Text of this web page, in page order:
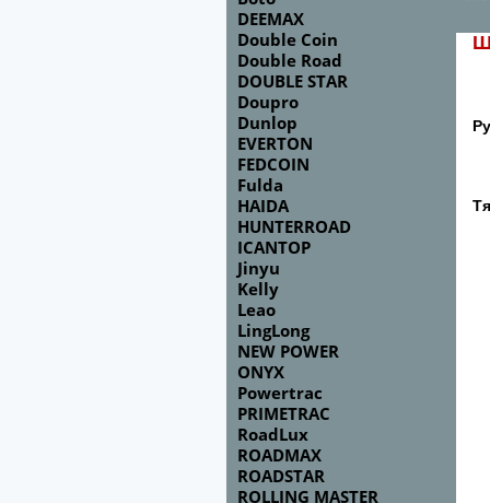
DEEMAX
Double Coin
Double Road
DOUBLE STAR
Doupro
Dunlop
EVERTON
FEDCOIN
Fulda
HAIDA
HUNTERROAD
ICANTOP
Jinyu
Kelly
Leao
LingLong
NEW POWER
ONYX
Powertrac
PRIMETRAC
RoadLux
ROADMAX
ROADSTAR
ROLLING MASTER